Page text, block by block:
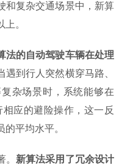
和复杂交通场景中，新算
。
法的自动驾驶车辆在处理
遇到行人突然横穿马路、
杂场景时，系统能够在
应的避险操作，这一反
平均水平。
新算法采用了冗余设计